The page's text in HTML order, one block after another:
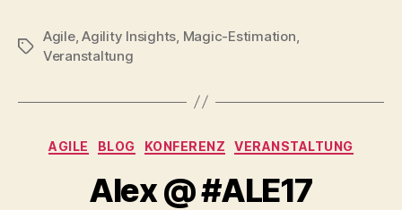
Schlagwörter
Agile,Agility Insights Magic-Estimation
Veranstaltung
Kategorien
AGILE BLOG KONFERENZ VERANSTALTUNG
Alex @ #ALE17